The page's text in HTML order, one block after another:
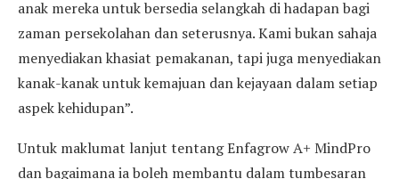
anak mereka untuk bersedia selangkah di hadapan bagi
zaman persekolahan dan seterusnya. Kami bukan sahaja
menyediakan khasiat pemakanan, tapi juga menyediakan
kanak-kanak untuk kemajuan dan kejayaan dalam setiap
aspek kehidupan”.
Untuk maklumat lanjut tentang Enfagrow A+ MindPro
dan bagaimana ia boleh membantu dalam tumbesaran